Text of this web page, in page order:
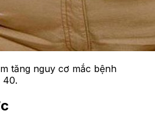
tăng nguy cơ mắc bệnh
40.